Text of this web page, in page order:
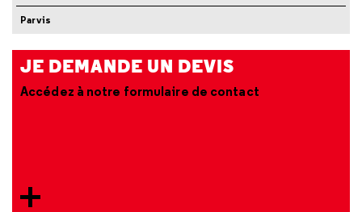
Parvis
JE DEMANDE UN DEVIS
Accédez à notre formulaire de contact